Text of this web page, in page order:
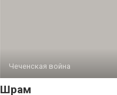
Чеченская война
Шрам